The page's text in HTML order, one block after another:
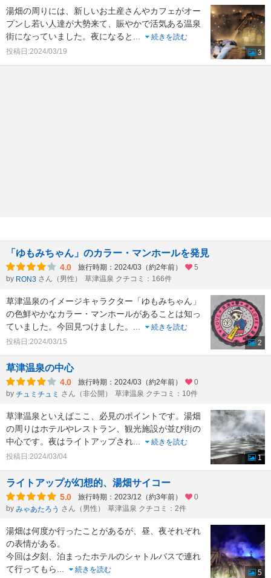
湯畑の周りには、新しいお土産さんやカフェがオー
プンし若い人達が大勢来て、賑やかで活気ある温泉
街になっていました。夜になると
続きを読む
投稿日:2024/03/19
3
「ゆもみちゃん」のカラー・マンホールを発見
4.0 旅行時期：2024/03（約2年前）
5
by RON3 さん（男性） 草津温泉 クチコミ：166件
草津温泉のイメージキャラクター「ゆもみちゃん」
の色鮮やかなカラー・マンホールがあることは知っ
ていました。今回見つけました。
続きを読む
投稿日:2024/03/15
2
草津温泉の中心
4.0 旅行時期：2024/03（約2年前）
0
by チュミチュミ さん（非公開） 草津温泉 クチコミ：10件
草津温泉といえばここ、必見のポイントです。湯畑
の周りはホテルやレストラン、観光施設が並び街の
中心です。夜はライトアップされ
続きを読む
投稿日:2024/03/04
1
ライトアップが幻想的、湯畑サイコー
5.0 旅行時期：2023/12（約3年前）
0
by みゃあたろう さん（男性） 草津温泉 クチコミ：2件
湯畑は何度か行ったことがあるが、昼、夜それぞれ
の表情がある。
今回は夕刻、泊まったホテルのシャトルバスで連れ
て行ってもら
続きを読む
5